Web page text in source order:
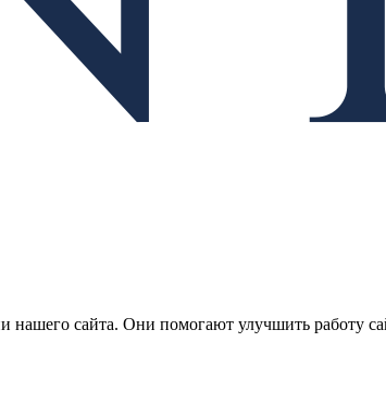
сайта. Они помогают улучшить работу